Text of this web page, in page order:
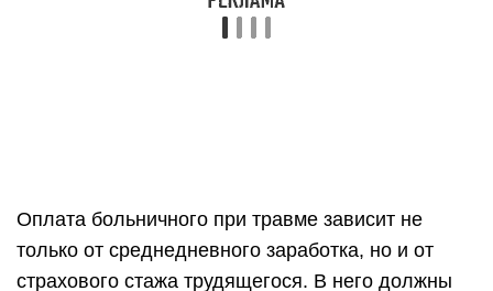
Оплата больничного при травме зависит не
только от среднедневного заработка, но и от
страхового стажа трудящегося. В него должны